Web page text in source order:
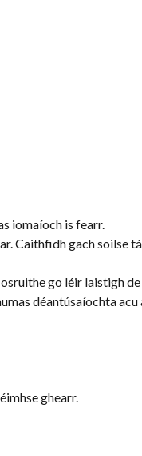
iomaíoch is fearr.
Caithfidh gach soilse
go léir laistigh de
déantúsaíochta acu
ghearr.